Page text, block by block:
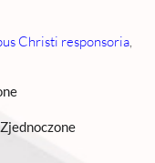
Christi responsoria,